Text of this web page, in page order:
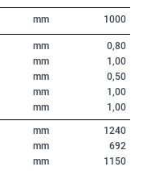
mm 1000
mm
mm
mm
mm
mm
0,80
1,00
0,50
1,00
1,00
mm
mm
mm
1240
692
1150